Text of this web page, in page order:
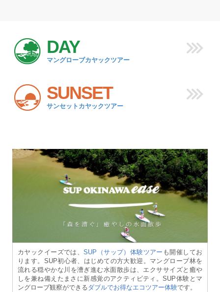
DAY
マングローブカヤックツアー
SUNSET
サンセットカヤックツアー
カヤックイーズでは、SUP（サップ）体験ツアー も開催してお
ります。SUP初心者、はじめての方大歓迎。マングローブ林を
流れる穏やかな川を漕ぎ進む水面散歩は、エクササイズと癒や
しを兼ね備えたまさに新感覚のアクティビティ。SUP体験とマ
ングローブ観察ができるダブルでお得なエコツアー体験です。